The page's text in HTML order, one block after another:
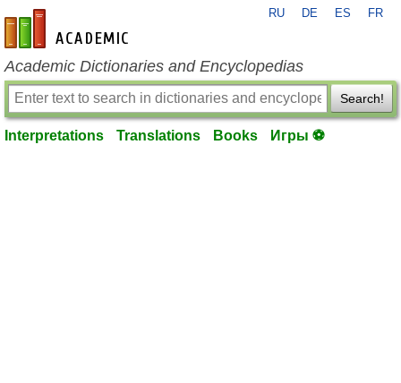
en-academic.com
RU DE ES FR
Academic Dictionaries and Encyclopedias
Search!
Interpretations Translations Books Игры ⚽